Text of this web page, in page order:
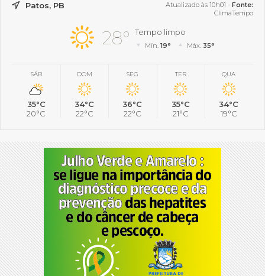
Patos, PB Atualizado às 10h01 - Fonte:
ClimaTempo
28° Tempo limpo
Mín.19° Máx. 35°
SÁB
35°C
20°C
DOM
34°C
22°C
SEG
36°C
22°C
TER
35°C
21°C
QUA
34°C
19°C